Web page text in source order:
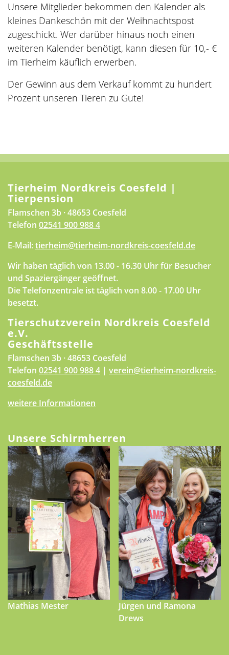
Unsere Mitglieder bekommen den Kalender als
kleines Dankeschön mit der Weihnachtspost
zugeschickt. Wer darüber hinaus noch einen
weiteren Kalender benötigt, kann diesen für 10,- €
im Tierheim käuflich erwerben.
Der Gewinn aus dem Verkauf kommt zu hundert
Prozent unseren Tieren zu Gute!
Tierheim Nordkreis Coesfeld |
Tierpension
Flamschen 3b · 48653 Coesfeld
Telefon 02541 900 988 4
E-Mail:tierheim@tierheim-nordkreis-coesfeld.de
Wir haben täglich von 13.00 - 16.30 Uhr für Besucher
und Spaziergänger geöffnet.
Die Telefonzentrale ist täglich von 8.00 - 17.00 Uhr
besetzt.
Tierschutzverein Nordkreis Coesfeld
e.V.
Geschäftsstelle
Flamschen 3b · 48653 Coesfeld
Telefon 02541 900 988 4 | verein@tierheim-nordkreis-
coesfeld.de
weitere Informationen
Unsere Schirmherren
Mathias Mester
Jürgen und Ramona
Drews